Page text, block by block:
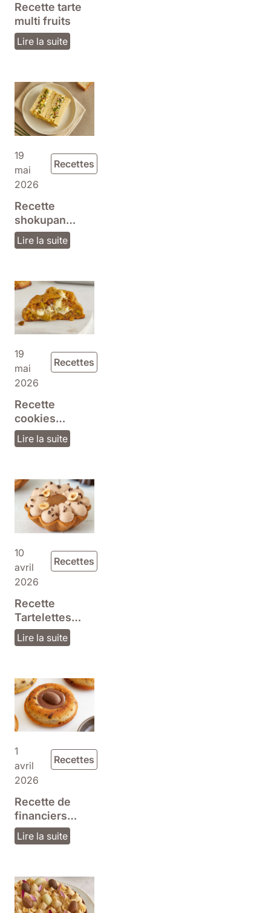
Recette tarte
multi fruits
Lire la suite
19
mai
2026
Recettes
Recette
shokupan
japonais et
sando aux
Lire la suite
19
mai
2026
Recettes
Recette
cookies
gourmands
pistache et
Lire la suite
10
avril
2026
Recettes
Recette
Tartelettes
fleur noisette
et chocolat
Lire la suite
1
avril
2026
Recettes
Recette de
financiers
tigrés de
Pâques
Lire la suite